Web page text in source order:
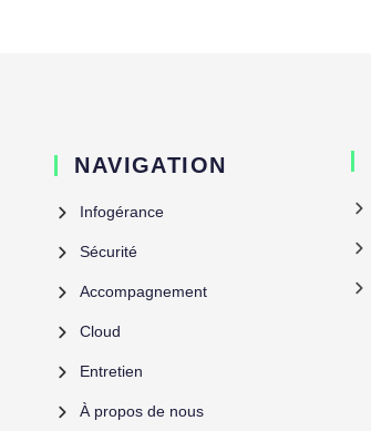
NAVIGATION
Infogérance
Sécurité
Accompagnement
Cloud
Entretien
À propos de nous